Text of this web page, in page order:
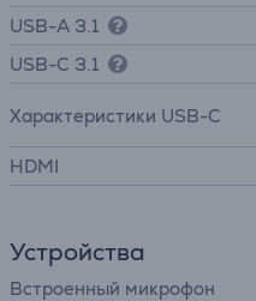
USB-A 3.1
USB-C 3.1
Характеристики USB-C
HDMI
Устройства
Встроенный микрофон